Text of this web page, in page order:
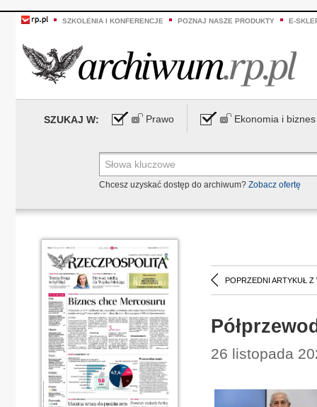
SZKOLENIA I KONFERENCJE POZNAJ NASZE PRODUKTY E-
SZUKAJ W: Prawo Ekonomia i biznes
Chcesz uzyskać dostęp do archiwum? Zobacz ofertę
POPRZEDNI ARTYKUŁ Z
26 listopada